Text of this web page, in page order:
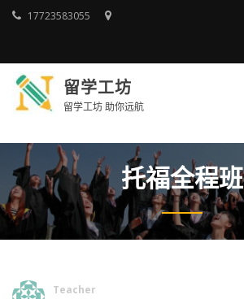
Skip
17723583055
留学工坊
留学工坊 助你远航
托福全程班
Teacher